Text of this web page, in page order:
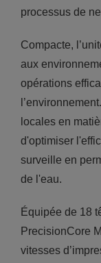
processus de
Compacte,
aux
opérations
locales en
d'optimiser
surveille en
de l'eau.
Équipée de 18
PrecisionCore
vitesses